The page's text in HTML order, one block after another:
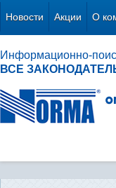
Новости Акции О
Информационно-
ВСЕ